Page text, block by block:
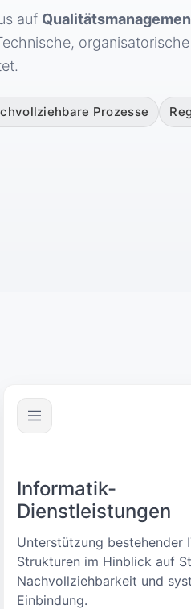
auf
Prozesse
Informatik-
Dienstleistungen
Unterstützung bestehender
Strukturen im Hinblick auf
Nachvollziehbarkeit und
Einbindung.